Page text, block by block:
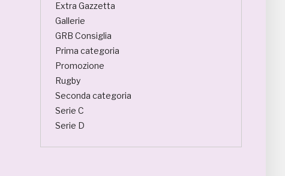
Extra Gazzetta
Gallerie
GRB Consiglia
Prima categoria
Promozione
Rugby
Seconda categoria
Serie C
Serie D